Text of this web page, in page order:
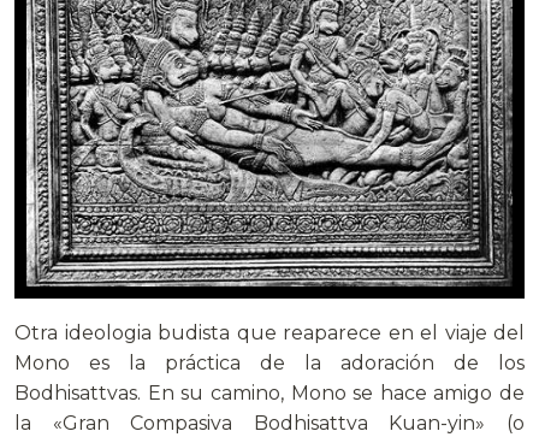
Otra ideologia budista que reaparece en el viaje del
Mono es la práctica de la adoración de los
Bodhisattvas. En su camino, Mono se hace amigo de
la «Gran Compasiva Bodhisattva Kuan-yin» (o